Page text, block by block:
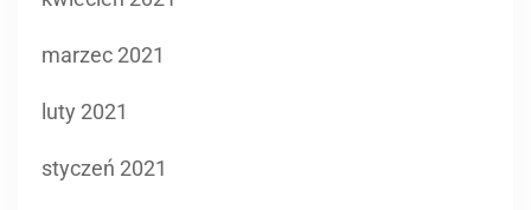
marzec 2021
luty 2021
styczeń 2021